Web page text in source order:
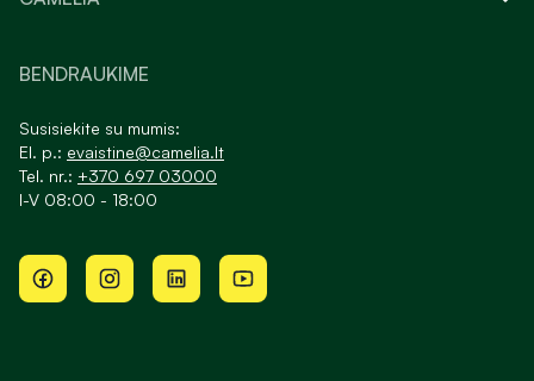
BENDRAUKIME
Susisiekite su mumis:
El. p.: evaistine@camelia.lt
Tel. nr.: +370 697 03000
I-V 08:00 - 18:00